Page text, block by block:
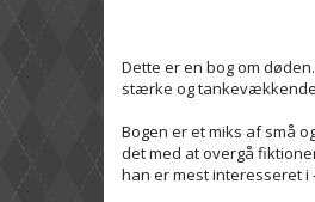
Dette er en bog om
stærke og
Bogen er et miks af små
det med at overgå
han er mest interesseret i